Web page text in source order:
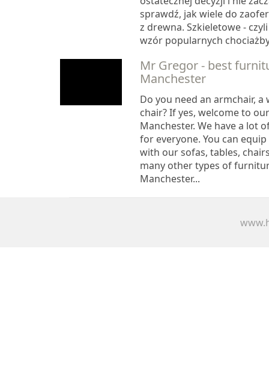
sprawdź, jak wiele do
z drewna. Szkieletowe -
wzór popularnych
Mr Gregor - best
Manchester
Do you need an armchair,
chair? If yes, welcome to
Manchester. We have a lot
for everyone. You can
with our sofas, tables,
many other types of
Manchester...